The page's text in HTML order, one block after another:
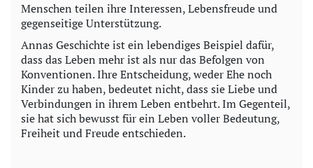
Menschen teilen ihre Interessen, Lebensfreude und
gegenseitige Unterstützung.
Annas Geschichte ist ein lebendiges Beispiel dafür,
dass das Leben mehr ist als nur das Befolgen von
Konventionen. Ihre Entscheidung, weder Ehe noch
Kinder zu haben, bedeutet nicht, dass sie Liebe und
Verbindungen in ihrem Leben entbehrt. Im Gegenteil,
sie hat sich bewusst für ein Leben voller Bedeutung,
Freiheit und Freude entschieden.